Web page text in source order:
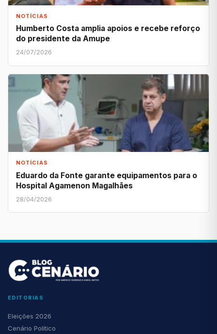
NOTÍCIAS
Humberto Costa amplia apoios e recebe reforço
do presidente da Amupe
24/07/2026
NOTÍCIAS
Eduardo da Fonte garante equipamentos para o
Hospital Agamenon Magalhães
28/04/2026
EDITORIAS
Eleições 2026
Cenário Político